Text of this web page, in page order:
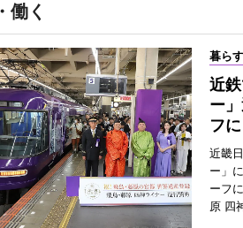
働く
暮ら
近
ー
フに
近畿
ー」
ーフ
原 四